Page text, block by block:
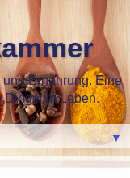
Ernährung. Eine
Dinge im Leben.
▼